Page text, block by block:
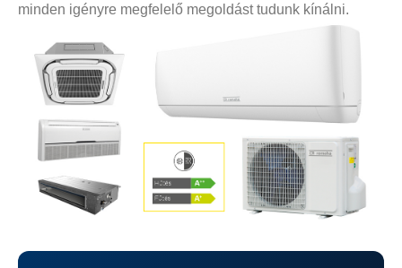
minden igényre megfelelő megoldást tudunk kínálni.